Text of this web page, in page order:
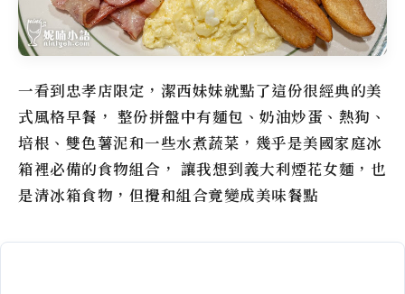
一看到忠孝店限定，潔西妹妹就點了這份很經典的美
式風格早餐， 整份拼盤中有麵包、奶油炒蛋、熱狗、
培根、雙色薯泥和一些水煮蔬菜，幾乎是美國家庭冰
箱裡必備的食物組合， 讓我想到義大利煙花女麵，也
是清冰箱食物，但攪和組合竟變成美味餐點